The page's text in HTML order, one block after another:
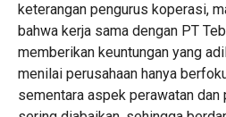
keterangan pengurus koperasi,
bahwa kerja sama dengan PT
memberikan keuntungan yang
menilai perusahaan hanya
sementara aspek perawatan